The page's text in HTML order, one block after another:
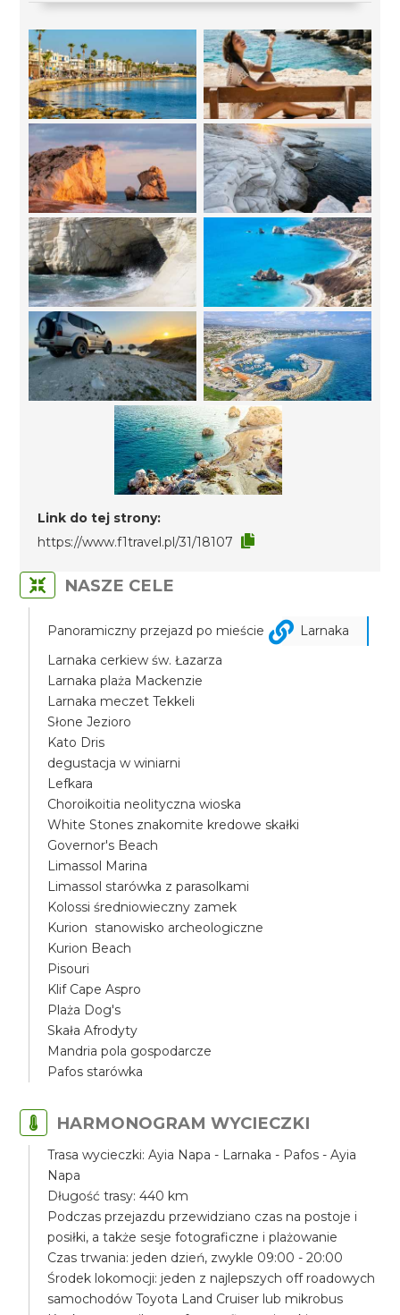
Link do tej strony:
https://www.f1travel.pl/31/18107
NASZE CELE
Panoramiczny przejazd po mieście
Larnaka
Larnaka cerkiew św. Łazarza
Larnaka plaża Mackenzie
Larnaka meczet Tekkeli
Słone Jezioro
Kato Dris
degustacja w winiarni
Lefkara
Choroikoitia neolityczna wioska
White Stones znakomite kredowe skałki
Governor's Beach
Limassol Marina
Limassol starówka z parasolkami
Kolossi średniowieczny zamek
Kurion stanowisko archeologiczne
Kurion Beach
Pisouri
Klif Cape Aspro
Plaża Dog's
Skała Afrodyty
Mandria pola gospodarcze
Pafos starówka
HARMONOGRAM WYCIECZKI
Trasa wycieczki: Ayia Napa - Larnaka - Pafos - Ayia
Napa
Długość trasy: 440 km
Podczas przejazdu przewidziano czas na postoje i
posiłki, a także sesje fotograficzne i plażowanie
Czas trwania: jeden dzień, zwykle 09:00 - 20:00
Środek lokomocji: jeden z najlepszych off roadowych
samochodów Toyota Land Cruiser lub mikrobus